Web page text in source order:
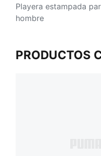
Playera estampada
hombre
PRODUCTOS